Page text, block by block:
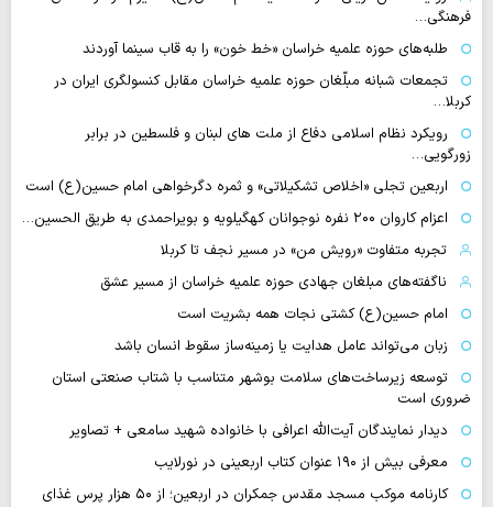
فرهنگی…
طلبه‌های حوزه علمیه خراسان «خط خون» را به قاب سینما آوردند
تجمعات شبانه مبلّغان حوزه علمیه خراسان مقابل کنسولگری ایران در
کربلا…
رویکرد نظام اسلامی دفاع از ملت های لبنان و فلسطین در برابر
زورگویی…
اربعین تجلی «اخلاص تشکیلاتی» و ثمره دگرخواهی امام حسین(ع) است
اعزام کاروان ۲۰۰ نفره نوجوانان کهگیلویه و بویراحمدی به طریق الحسین…
تجربه متفاوت «رویش من» در مسیر نجف تا کربلا
ناگفته‌های مبلغان جهادی حوزه علمیه خراسان از مسیر عشق
امام حسین(ع) کشتی نجات همه بشریت است
زبان می‌تواند عامل هدایت یا زمینه‌ساز سقوط انسان باشد
توسعه زیرساخت‌های سلامت بوشهر متناسب با شتاب صنعتی استان
ضروری است
دیدار نمایندگان آیت‌الله اعرافی با خانواده شهید سامعی + تصاویر
معرفی بیش از ۱۹۰ عنوان کتاب اربعینی در نورلایب
کارنامه موکب مسجد مقدس جمکران در اربعین؛ از ۵۰ هزار پرس غذای